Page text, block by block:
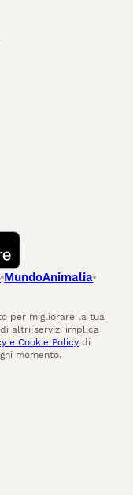
MundoAnimalia
per migliorare la tua
altri servizi implica
e Cookie Policy di
momento.